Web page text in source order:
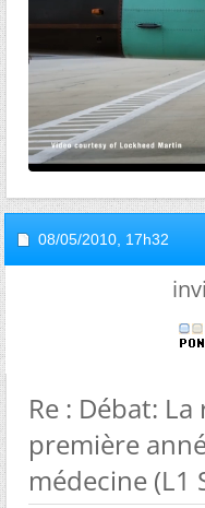
08/05/2010, 17h32
Re : Débat:
première
médecine (L1